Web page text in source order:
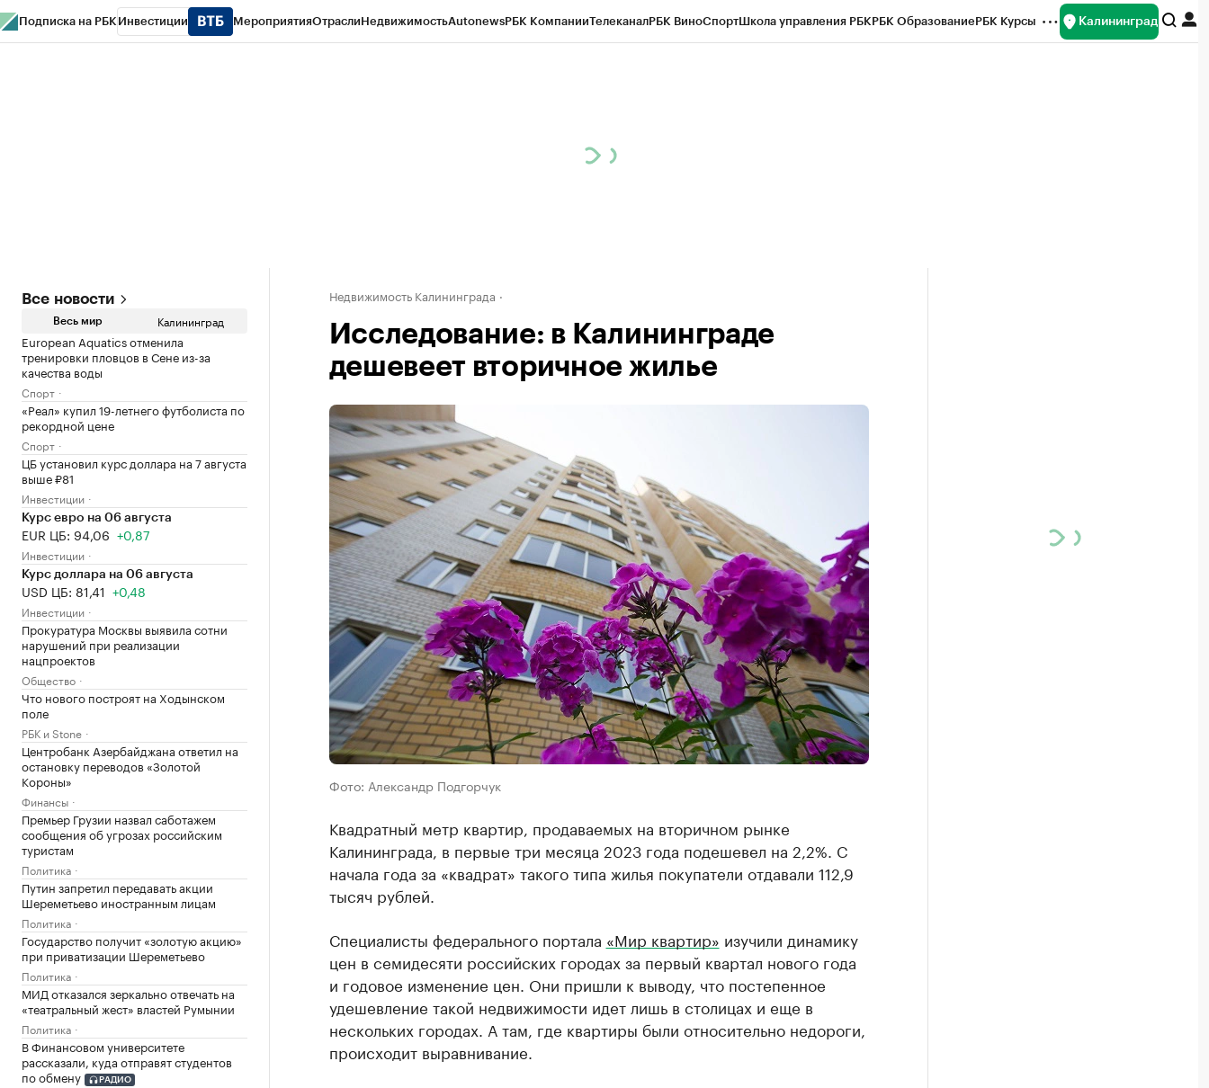
Подписка на РБК Инвестиции МероприятияОтраслиНедвижимостьAutonewsРБК КомпанииТелеканалРБК ВиноСпортШкола управления РБКРБК ОбразованиеРБК Курсы Калининград
Все новости
Весь мир Калининград
European Aquatics отменила
тренировки пловцов в Сене из-за
качества воды
Спорт
«Реал» купил 19-летнего футболиста по
рекордной цене
Спорт
ЦБ установил курс доллара на 7 августа
выше ₽81
Инвестиции
Курс евро на 06 августа
EUR ЦБ: 94,06 +0,87
Инвестиции
Курс доллара на 06 августа
USD ЦБ: 81,41 +0,48
Инвестиции
Прокуратура Москвы выявила сотни
нарушений при реализации
нацпроектов
Общество
Что нового построят на Ходынском
поле
РБК и Stone
Центробанк Азербайджана ответил на
остановку переводов «Золотой
Короны»
Финансы
Премьер Грузии назвал саботажем
сообщения об угрозах российским
туристам
Политика
Путин запретил передавать акции
Шереметьево иностранным лицам
Политика
Государство получит «золотую акцию»
при приватизации Шереметьево
Политика
МИД отказался зеркально отвечать на
«театральный жест» властей Румынии
Политика
В Финансовом университете
рассказали, куда отправят студентов
по обмену
РАДИО
Недвижимость Калининграда
Исследование: в Калининграде
дешевеет вторичное жилье
Фото: Александр Подгорчук
Квадратный метр квартир, продаваемых на вторичном рынке
Калининграда, в первые три месяца 2023 года подешевел на 2,2%. С
начала года за «квадрат» такого типа жилья покупатели отдавали 112,9
тысяч рублей.
Специалисты федерального портала «Мир квартир» изучили динамику
цен в семидесяти российских городах за первый квартал нового года
и годовое изменение цен. Они пришли к выводу, что постепенное
удешевление такой недвижимости идет лишь в столицах и еще в
нескольких городах. А там, где квартиры были относительно недороги,
происходит выравнивание.